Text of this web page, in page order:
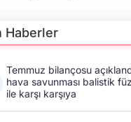
Haberler
Temmuz bilançosu
hava savunması balistik
ile karşı karşıya